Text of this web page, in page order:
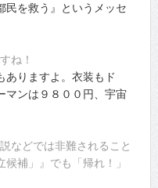
民を救う』というメッセ
ね！
ありますよ。衣装もド
マンは９８００円、宇宙
などでは非難されること
補」』でも「帰れ！」